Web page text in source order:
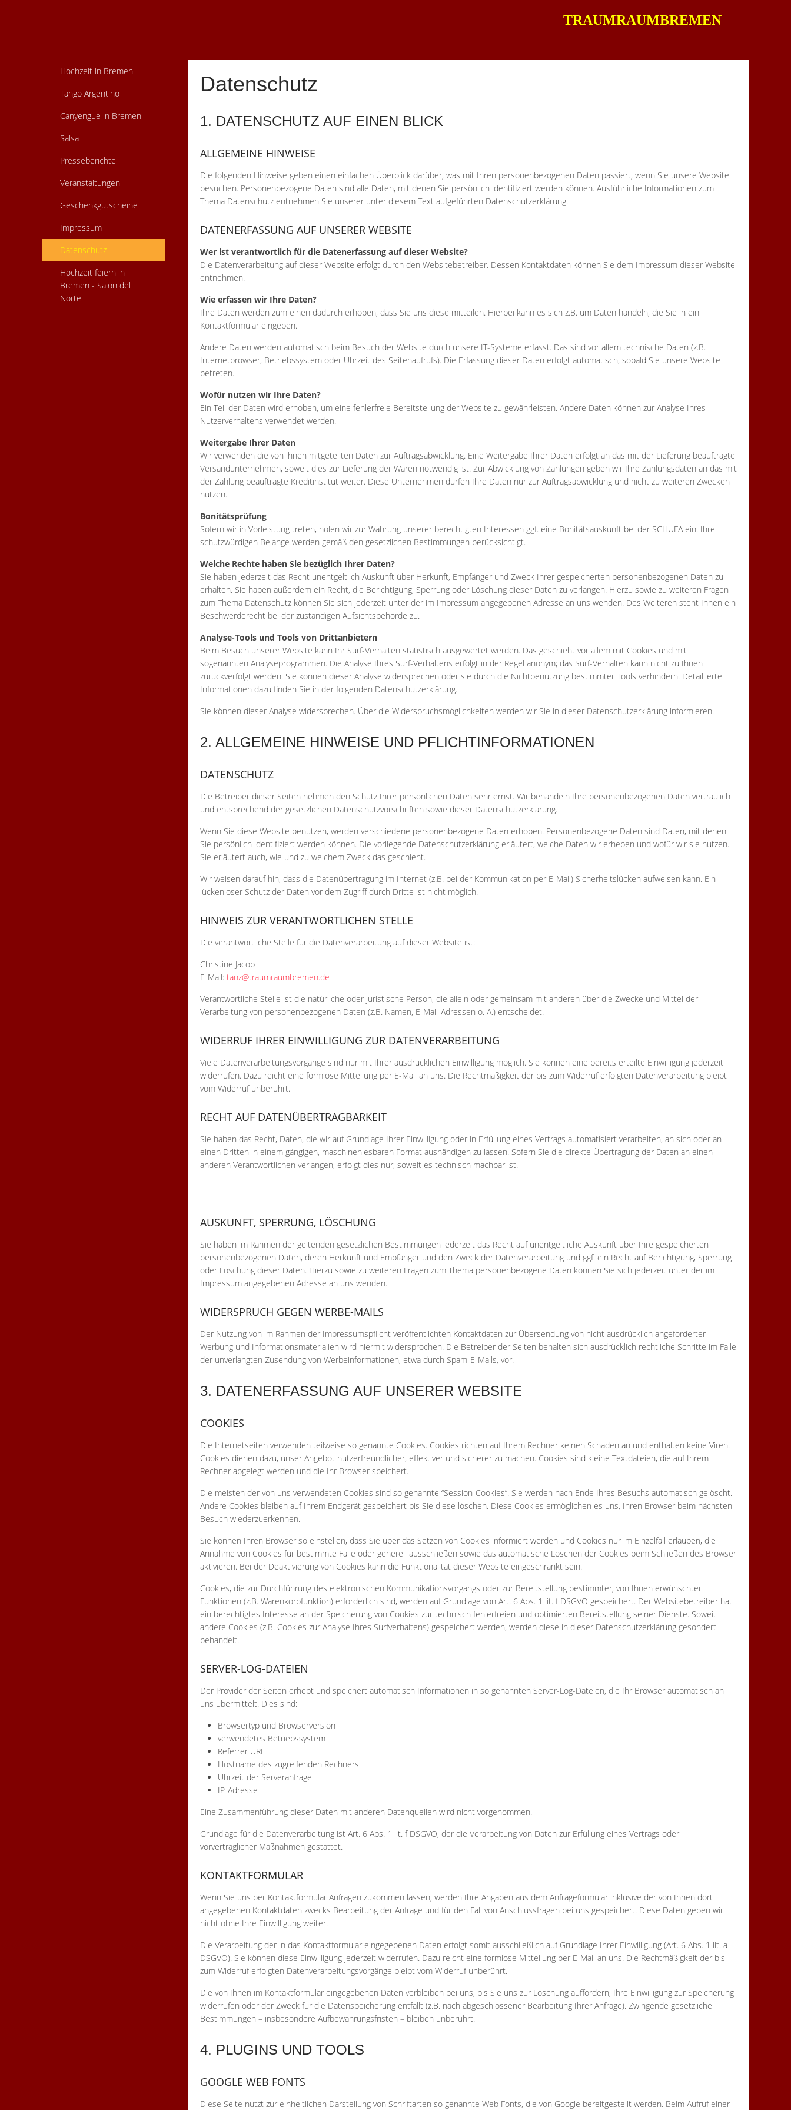
TRAUMRAUMBREMEN
Datenschutz
1. DATENSCHUTZ AUF EINEN BLICK
ALLGEMEINE HINWEISE
Die folgenden Hinweise geben einen einfachen Überblick darüber, was mit Ihren personenbezogenen Daten passiert, wenn Sie unsere Website
besuchen. Personenbezogene Daten sind alle Daten, mit denen Sie persönlich identifiziert werden können. Ausführliche Informationen zum
Thema Datenschutz entnehmen Sie unserer unter diesem Text aufgeführten Datenschutzerklärung.
DATENERFASSUNG AUF UNSERER WEBSITE
Wer ist verantwortlich für die Datenerfassung auf dieser Website?
Die Datenverarbeitung auf dieser Website erfolgt durch den Websitebetreiber. Dessen Kontaktdaten können Sie dem Impressum dieser Website
entnehmen.
Wie erfassen wir Ihre Daten?
Ihre Daten werden zum einen dadurch erhoben, dass Sie uns diese mitteilen. Hierbei kann es sich z.B. um Daten handeln, die Sie in ein
Kontaktformular eingeben.
Andere Daten werden automatisch beim Besuch der Website durch unsere IT-Systeme erfasst. Das sind vor allem technische Daten (z.B.
Internetbrowser, Betriebssystem oder Uhrzeit des Seitenaufrufs). Die Erfassung dieser Daten erfolgt automatisch, sobald Sie unsere Website
betreten.
Wofür nutzen wir Ihre Daten?
Ein Teil der Daten wird erhoben, um eine fehlerfreie Bereitstellung der Website zu gewährleisten. Andere Daten können zur Analyse Ihres
Nutzerverhaltens verwendet werden.
Weitergabe Ihrer Daten
Wir verwenden die von ihnen mitgeteilten Daten zur Auftragsabwicklung. Eine Weitergabe Ihrer Daten erfolgt an das mit der Lieferung beauftragte
Versandunternehmen, soweit dies zur Lieferung der Waren notwendig ist. Zur Abwicklung von Zahlungen geben wir Ihre Zahlungsdaten an das mit
der Zahlung beauftragte Kreditinstitut weiter. Diese Unternehmen dürfen Ihre Daten nur zur Auftragsabwicklung und nicht zu weiteren Zwecken
nutzen.
Bonitätsprüfung
Sofern wir in Vorleistung treten, holen wir zur Wahrung unserer berechtigten Interessen ggf. eine Bonitätsauskunft bei der SCHUFA ein. Ihre
schutzwürdigen Belange werden gemäß den gesetzlichen Bestimmungen berücksichtigt.
Welche Rechte haben Sie bezüglich Ihrer Daten?
Sie haben jederzeit das Recht unentgeltlich Auskunft über Herkunft, Empfänger und Zweck Ihrer gespeicherten personenbezogenen Daten zu
erhalten. Sie haben außerdem ein Recht, die Berichtigung, Sperrung oder Löschung dieser Daten zu verlangen. Hierzu sowie zu weiteren Fragen
zum Thema Datenschutz können Sie sich jederzeit unter der im Impressum angegebenen Adresse an uns wenden. Des Weiteren steht Ihnen ein
Beschwerderecht bei der zuständigen Aufsichtsbehörde zu.
Analyse-Tools und Tools von Drittanbietern
Beim Besuch unserer Website kann Ihr Surf-Verhalten statistisch ausgewertet werden. Das geschieht vor allem mit Cookies und mit
sogenannten Analyseprogrammen. Die Analyse Ihres Surf-Verhaltens erfolgt in der Regel anonym; das Surf-Verhalten kann nicht zu Ihnen
zurückverfolgt werden. Sie können dieser Analyse widersprechen oder sie durch die Nichtbenutzung bestimmter Tools verhindern. Detaillierte
Informationen dazu finden Sie in der folgenden Datenschutzerklärung.
Sie können dieser Analyse widersprechen. Über die Widerspruchsmöglichkeiten werden wir Sie in dieser Datenschutzerklärung informieren.
2. ALLGEMEINE HINWEISE UND PFLICHTINFORMATIONEN
DATENSCHUTZ
Die Betreiber dieser Seiten nehmen den Schutz Ihrer persönlichen Daten sehr ernst. Wir behandeln Ihre personenbezogenen Daten vertraulich
und entsprechend der gesetzlichen Datenschutzvorschriften sowie dieser Datenschutzerklärung.
Wenn Sie diese Website benutzen, werden verschiedene personenbezogene Daten erhoben. Personenbezogene Daten sind Daten, mit denen
Sie persönlich identifiziert werden können. Die vorliegende Datenschutzerklärung erläutert, welche Daten wir erheben und wofür wir sie nutzen.
Sie erläutert auch, wie und zu welchem Zweck das geschieht.
Wir weisen darauf hin, dass die Datenübertragung im Internet (z.B. bei der Kommunikation per E-Mail) Sicherheitslücken aufweisen kann. Ein
lückenloser Schutz der Daten vor dem Zugriff durch Dritte ist nicht möglich.
HINWEIS ZUR VERANTWORTLICHEN STELLE
Die verantwortliche Stelle für die Datenverarbeitung auf dieser Website ist:
Christine Jacob
E-Mail: tanz@traumraumbremen.de
Verantwortliche Stelle ist die natürliche oder juristische Person, die allein oder gemeinsam mit anderen über die Zwecke und Mittel der
Verarbeitung von personenbezogenen Daten (z.B. Namen, E-Mail-Adressen o. Ä.) entscheidet.
WIDERRUF IHRER EINWILLIGUNG ZUR DATENVERARBEITUNG
Viele Datenverarbeitungsvorgänge sind nur mit Ihrer ausdrücklichen Einwilligung möglich. Sie können eine bereits erteilte Einwilligung jederzeit
widerrufen. Dazu reicht eine formlose Mitteilung per E-Mail an uns. Die Rechtmäßigkeit der bis zum Widerruf erfolgten Datenverarbeitung bleibt
vom Widerruf unberührt.
RECHT AUF DATENÜBERTRAGBARKEIT
Sie haben das Recht, Daten, die wir auf Grundlage Ihrer Einwilligung oder in Erfüllung eines Vertrags automatisiert verarbeiten, an sich oder an
einen Dritten in einem gängigen, maschinenlesbaren Format aushändigen zu lassen. Sofern Sie die direkte Übertragung der Daten an einen
anderen Verantwortlichen verlangen, erfolgt dies nur, soweit es technisch machbar ist.
AUSKUNFT, SPERRUNG, LÖSCHUNG
Sie haben im Rahmen der geltenden gesetzlichen Bestimmungen jederzeit das Recht auf unentgeltliche Auskunft über Ihre gespeicherten
personenbezogenen Daten, deren Herkunft und Empfänger und den Zweck der Datenverarbeitung und ggf. ein Recht auf Berichtigung, Sperrung
oder Löschung dieser Daten. Hierzu sowie zu weiteren Fragen zum Thema personenbezogene Daten können Sie sich jederzeit unter der im
Impressum angegebenen Adresse an uns wenden.
WIDERSPRUCH GEGEN WERBE-MAILS
Der Nutzung von im Rahmen der Impressumspflicht veröffentlichten Kontaktdaten zur Übersendung von nicht ausdrücklich angeforderter
Werbung und Informationsmaterialien wird hiermit widersprochen. Die Betreiber der Seiten behalten sich ausdrücklich rechtliche Schritte im Falle
der unverlangten Zusendung von Werbeinformationen, etwa durch Spam-E-Mails, vor.
3. DATENERFASSUNG AUF UNSERER WEBSITE
COOKIES
Die Internetseiten verwenden teilweise so genannte Cookies. Cookies richten auf Ihrem Rechner keinen Schaden an und enthalten keine Viren.
Cookies dienen dazu, unser Angebot nutzerfreundlicher, effektiver und sicherer zu machen. Cookies sind kleine Textdateien, die auf Ihrem
Rechner abgelegt werden und die Ihr Browser speichert.
Die meisten der von uns verwendeten Cookies sind so genannte “Session-Cookies”. Sie werden nach Ende Ihres Besuchs automatisch gelöscht.
Andere Cookies bleiben auf Ihrem Endgerät gespeichert bis Sie diese löschen. Diese Cookies ermöglichen es uns, Ihren Browser beim nächsten
Besuch wiederzuerkennen.
Sie können Ihren Browser so einstellen, dass Sie über das Setzen von Cookies informiert werden und Cookies nur im Einzelfall erlauben, die
Annahme von Cookies für bestimmte Fälle oder generell ausschließen sowie das automatische Löschen der Cookies beim Schließen des Browser
aktivieren. Bei der Deaktivierung von Cookies kann die Funktionalität dieser Website eingeschränkt sein.
Cookies, die zur Durchführung des elektronischen Kommunikationsvorgangs oder zur Bereitstellung bestimmter, von Ihnen erwünschter
Funktionen (z.B. Warenkorbfunktion) erforderlich sind, werden auf Grundlage von Art. 6 Abs. 1 lit. f DSGVO gespeichert. Der Websitebetreiber hat
ein berechtigtes Interesse an der Speicherung von Cookies zur technisch fehlerfreien und optimierten Bereitstellung seiner Dienste. Soweit
andere Cookies (z.B. Cookies zur Analyse Ihres Surfverhaltens) gespeichert werden, werden diese in dieser Datenschutzerklärung gesondert
behandelt.
SERVER-LOG-DATEIEN
Der Provider der Seiten erhebt und speichert automatisch Informationen in so genannten Server-Log-Dateien, die Ihr Browser automatisch an
uns übermittelt. Dies sind:
Browsertyp und Browserversion
verwendetes Betriebssystem
Referrer URL
Hostname des zugreifenden Rechners
Uhrzeit der Serveranfrage
IP-Adresse
Eine Zusammenführung dieser Daten mit anderen Datenquellen wird nicht vorgenommen.
Grundlage für die Datenverarbeitung ist Art. 6 Abs. 1 lit. f DSGVO, der die Verarbeitung von Daten zur Erfüllung eines Vertrags oder
vorvertraglicher Maßnahmen gestattet.
KONTAKTFORMULAR
Wenn Sie uns per Kontaktformular Anfragen zukommen lassen, werden Ihre Angaben aus dem Anfrageformular inklusive der von Ihnen dort
angegebenen Kontaktdaten zwecks Bearbeitung der Anfrage und für den Fall von Anschlussfragen bei uns gespeichert. Diese Daten geben wir
nicht ohne Ihre Einwilligung weiter.
Die Verarbeitung der in das Kontaktformular eingegebenen Daten erfolgt somit ausschließlich auf Grundlage Ihrer Einwilligung (Art. 6 Abs. 1 lit. a
DSGVO). Sie können diese Einwilligung jederzeit widerrufen. Dazu reicht eine formlose Mitteilung per E-Mail an uns. Die Rechtmäßigkeit der bis
zum Widerruf erfolgten Datenverarbeitungsvorgänge bleibt vom Widerruf unberührt.
Die von Ihnen im Kontaktformular eingegebenen Daten verbleiben bei uns, bis Sie uns zur Löschung auffordern, Ihre Einwilligung zur Speicherung
widerrufen oder der Zweck für die Datenspeicherung entfällt (z.B. nach abgeschlossener Bearbeitung Ihrer Anfrage). Zwingende gesetzliche
Bestimmungen – insbesondere Aufbewahrungsfristen – bleiben unberührt.
4. PLUGINS UND TOOLS
GOOGLE WEB FONTS
Diese Seite nutzt zur einheitlichen Darstellung von Schriftarten so genannte Web Fonts, die von Google bereitgestellt werden. Beim Aufruf einer
Hochzeit in Bremen
Tango Argentino
Canyengue in Bremen
Salsa
Presseberichte
Veranstaltungen
Geschenkgutscheine
Impressum
Datenschutz
Hochzeit feiern in
Bremen - Salon del
Norte